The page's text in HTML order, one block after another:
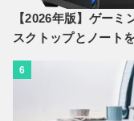
【2026年版】ゲー
スクトップとノート
6